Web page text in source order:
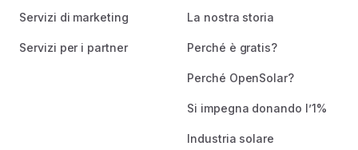
Servizi di marketing
Servizi per i partner
La nostra storia
Perché è gratis?
Perché OpenSolar?
Si impegna donando l’1%
Industria solare